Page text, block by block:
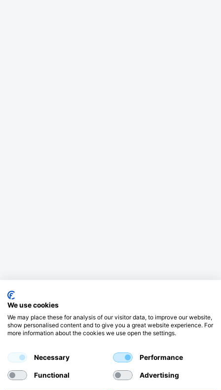
We use cookies
We may place these for analysis of our visitor data, to improve our website,
show personalised content and to give you a great website experience. For
more information about the cookies we use open the settings.
Necessary Performance
Functional Advertising